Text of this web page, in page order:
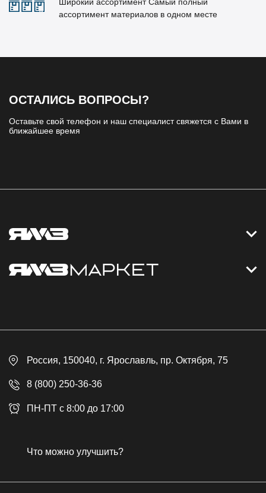
Широкий ассортимент Самый полный
ассортимент материалов в одном месте
ОСТАЛИСЬ ВОПРОСЫ?
Оставьте свой телефон и наш специалист свяжется с Вами в
ближайшее время
Контакты
Доставка
Контакты
Гарантия
Публичная оферта
Россия, 150040, г. Ярославль, пр. Октября, 75
8 (800) 250-36-36
ПН-ПТ с 8:00 до 17:00
Что можно улучшить?